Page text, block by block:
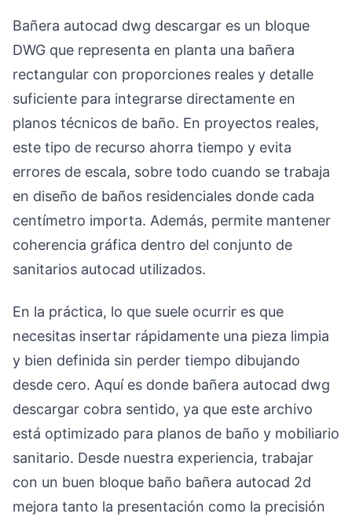
Bañera autocad dwg descargar es un bloque
DWG que representa en planta una bañera
rectangular con proporciones reales y detalle
suficiente para integrarse directamente en
planos técnicos de baño. En proyectos reales,
este tipo de recurso ahorra tiempo y evita
errores de escala, sobre todo cuando se trabaja
en diseño de baños residenciales donde cada
centímetro importa. Además, permite mantener
coherencia gráfica dentro del conjunto de
sanitarios autocad utilizados.
En la práctica, lo que suele ocurrir es que
necesitas insertar rápidamente una pieza limpia
y bien definida sin perder tiempo dibujando
desde cero. Aquí es donde bañera autocad dwg
descargar cobra sentido, ya que este archivo
está optimizado para planos de baño y mobiliario
sanitario. Desde nuestra experiencia, trabajar
con un buen bloque baño bañera autocad 2d
mejora tanto la presentación como la precisión